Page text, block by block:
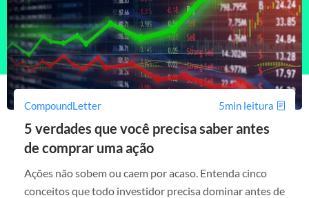
CompoundLetter 5min leitura
5 verdades que você precisa saber antes
de comprar uma ação
Ações não sobem ou caem por acaso. Entenda cinco
conceitos que todo investidor precisa dominar antes de